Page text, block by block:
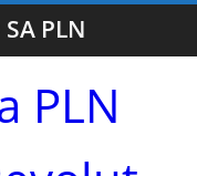
PLN
PLN